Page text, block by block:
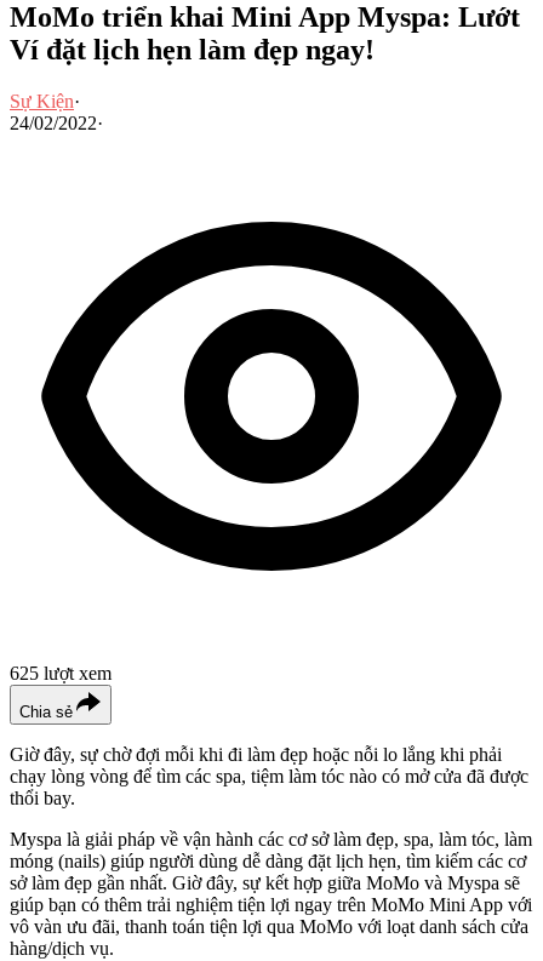
MoMo triển khai Mini App Myspa: Lướt
Ví đặt lịch hẹn làm đẹp ngay!
Sự Kiện·
24/02/2022·
625 lượt xem
Chia sẻ
Giờ đây, sự chờ đợi mỗi khi đi làm đẹp hoặc nỗi lo lắng khi phải
chạy lòng vòng để tìm các spa, tiệm làm tóc nào có mở cửa đã được
thổi bay.
Myspa là giải pháp về vận hành các cơ sở làm đẹp, spa, làm tóc, làm
móng (nails) giúp người dùng dễ dàng đặt lịch hẹn, tìm kiếm các cơ
sở làm đẹp gần nhất. Giờ đây, sự kết hợp giữa MoMo và Myspa sẽ
giúp bạn có thêm trải nghiệm tiện lợi ngay trên MoMo Mini App với
vô vàn ưu đãi, thanh toán tiện lợi qua MoMo với loạt danh sách cửa
hàng/dịch vụ.